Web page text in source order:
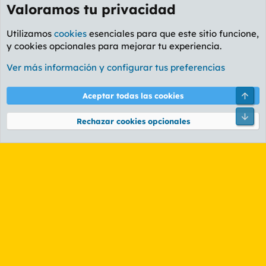
Foro General
Cookies
PL OLDSTYLE AMARILLO
Términos y reglas Política de privacidad Ayuda
Community platform by XenForo® © 2010-2026 XenForo Ltd.
Valoramos tu privacidad
Utilizamos cookies esenciales para que este sitio funcione,
y cookies opcionales para mejorar tu experiencia.
Ver más información y configurar tus preferencias
Aceptar todas las cookies
Rechazar cookies opcionales
Pie